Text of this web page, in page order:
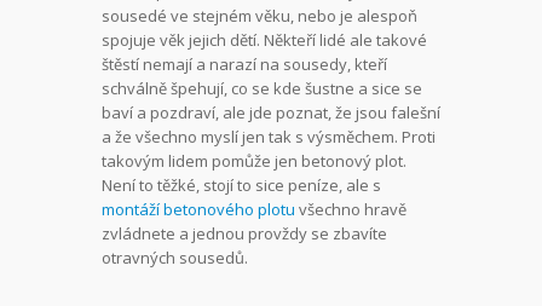
sousedé ve stejném věku, nebo je alespoň
spojuje věk jejich dětí. Někteří lidé ale takové
štěstí nemají a narazí na sousedy, kteří
schválně špehují, co se kde šustne a sice se
baví a pozdraví, ale jde poznat, že jsou falešní
a že všechno myslí jen tak s výsměchem. Proti
takovým lidem pomůže jen betonový plot.
Není to těžké, stojí to sice peníze, ale s
montáží betonového plotu všechno hravě
zvládnete a jednou provždy se zbavíte
otravných sousedů.